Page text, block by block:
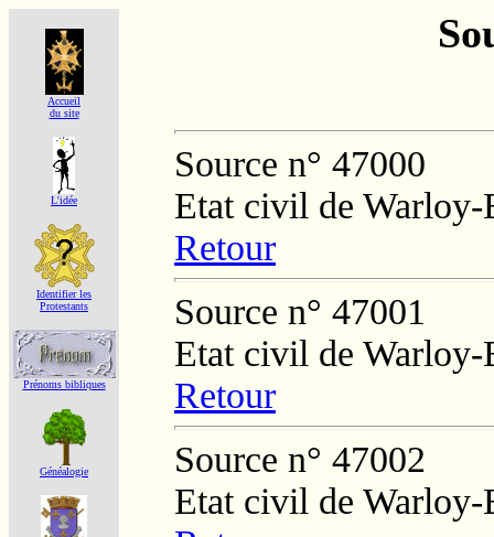
Accueil
du site
L'idée
Identifier les
Protestants
Prénoms bibliques
Généalogie
Source n° 47000
Etat civil de
Retour
Source n° 47001
Etat civil de
Retour
Source n° 47002
Etat civil de